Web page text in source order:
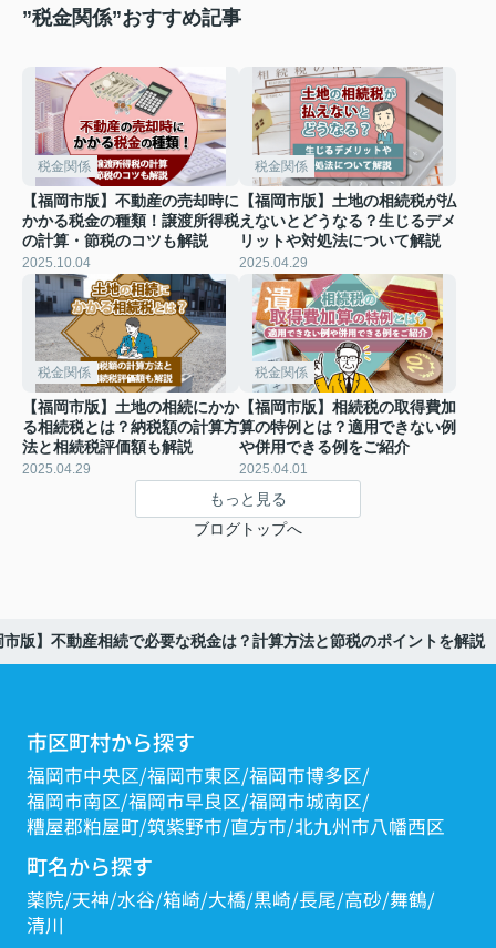
”税金関係”おすすめ記事
税金関係
【福岡市版】不動産の売却時に
かかる税金の種類！譲渡所得税
の計算・節税のコツも解説
2025.10.04
税金関係
【福岡市版】土地の相続税が払
えないとどうなる？生じるデメ
リットや対処法について解説
2025.04.29
税金関係
【福岡市版】土地の相続にかか
る相続税とは？納税額の計算方
法と相続税評価額も解説
2025.04.29
税金関係
【福岡市版】相続税の取得費加
算の特例とは？適用できない例
や併用できる例をご紹介
2025.04.01
もっと見る
ブログトップへ
市版】不動産相続で必要な税金は？計算方法と節税のポイントを解説
市区町村から探す
福岡市中央区 福岡市東区 福岡市博多区
福岡市南区 福岡市早良区 福岡市城南区
糟屋郡粕屋町 筑紫野市 直方市 北九州市八幡西区
町名から探す
薬院 天神 水谷 箱崎 大橋 黒崎 長尾 高砂 舞鶴
清川